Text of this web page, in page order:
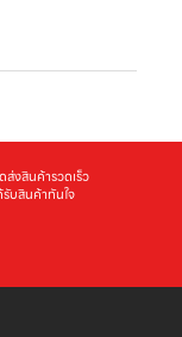
ส่งสินค้ารวดเร็ว
รับสินค้าทันใจ